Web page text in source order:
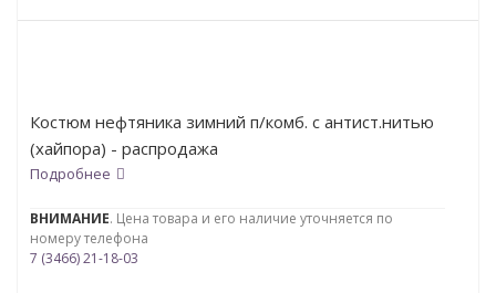
Костюм нефтяника зимний п/комб. с антист.нитью
(хайпора) - распродажа
Подробнее
ВНИМАНИЕ. Цена товара и его наличие уточняется по
номеру телефона
7 (3466) 21-18-03